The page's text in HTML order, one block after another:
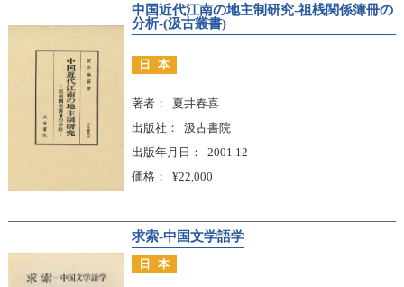
中国近代江南の地主制研究-祖桟関係簿冊の
分析-(汲古叢書)
日本
著者
夏井春喜
出版社
汲古書院
出版年月日
2001.12
価格
¥22,000
求索-中国文学語学
日本